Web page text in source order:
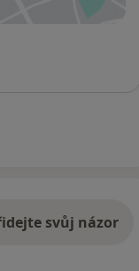
svůj názor